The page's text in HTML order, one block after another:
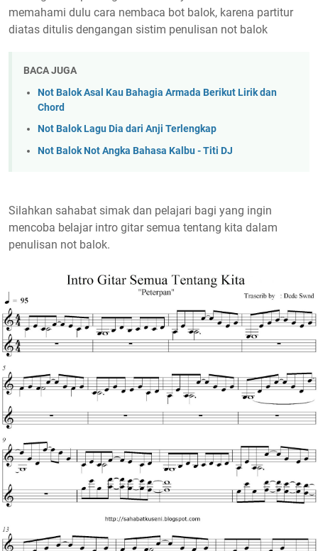
memahami dulu cara nembaca bot balok, karena partitur
diatas ditulis dengangan sistim penulisan not balok
BACA JUGA
Not Balok Asal Kau Bahagia Armada Berikut Lirik dan
Chord
Not Balok Lagu Dia dari Anji Terlengkap
Not Balok Not Angka Bahasa Kalbu - Titi DJ
Silahkan sahabat simak dan pelajari bagi yang ingin
mencoba belajar intro gitar semua tentang kita dalam
penulisan not balok.